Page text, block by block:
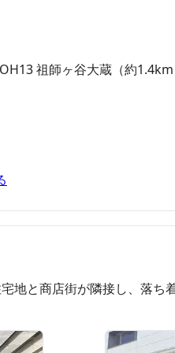
祖師ヶ谷大蔵（約1.4km
地と商店街が隣接し、落ち